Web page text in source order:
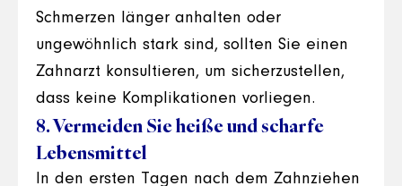
Schmerzen länger anhalten oder
ungewöhnlich stark sind, sollten Sie einen
Zahnarzt konsultieren, um sicherzustellen,
dass keine Komplikationen vorliegen.
8. Vermeiden Sie heiße und scharfe
Lebensmittel
In den ersten Tagen nach dem Zahnziehen